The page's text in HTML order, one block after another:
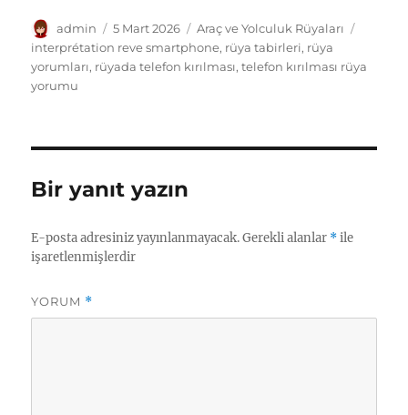
Yazar
admin
Yayın
tarihi
5 Mart 2026 Kategoriler
Araç ve Yolculuk Rüyaları
interprétation reve smartphone, rüya tabirleri, rüya
yorumları, rüyada telefon kırılması,telefon kırılması rüya
yorumu
Bir yanıt yazın
E-posta adresiniz yayınlanmayacak. Gerekli alanlar *ile
işaretlenmişlerdir
YORUM *